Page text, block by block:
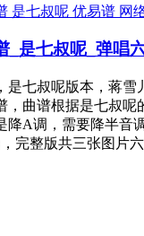
网
_是七叔呢_弹唱
是七叔呢版本，蒋雪
，曲谱根据是七叔呢
降A调，需要降半音
，完整版共三张图片